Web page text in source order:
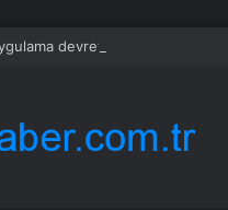
devreye girdi